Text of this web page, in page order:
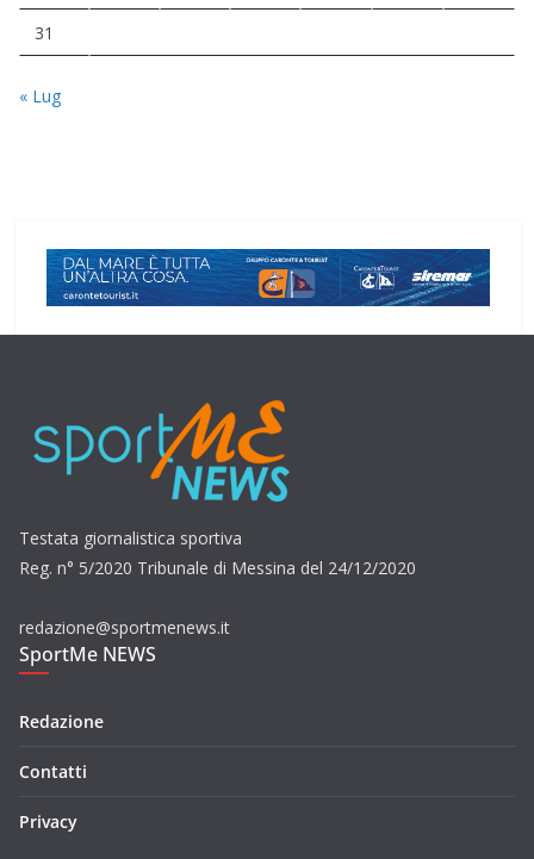
31
« Lug
Testata giornalistica sportiva
Reg. n° 5/2020 Tribunale di Messina del 24/12/2020
redazione@sportmenews.it
SportMe NEWS
Redazione
Contatti
Privacy